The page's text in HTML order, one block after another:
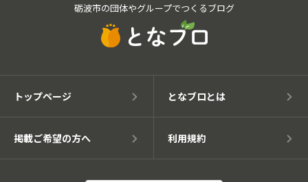
砺波市の団体やグループでつくるブログ
トップページ となブロとは
掲載ご希望の方へ 利用規約